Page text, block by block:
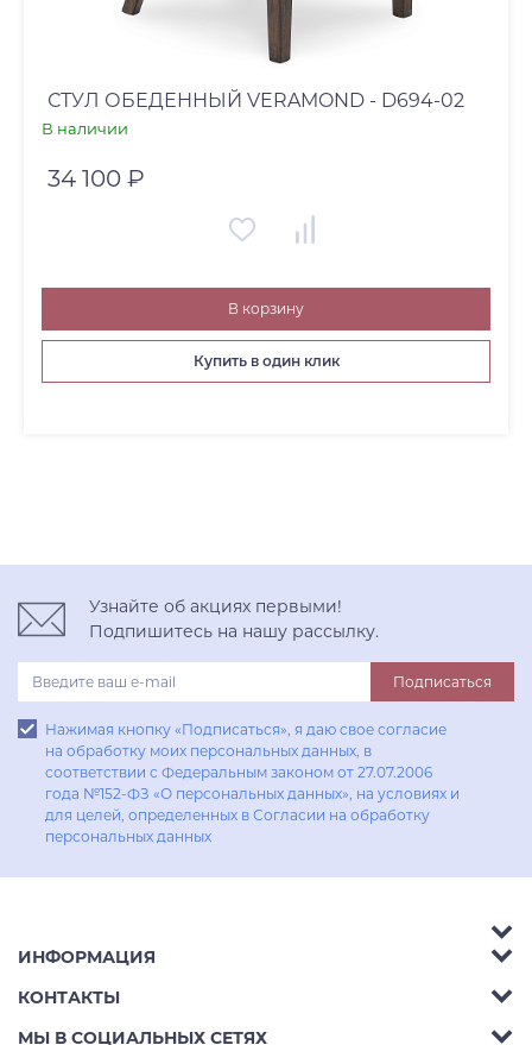
СТУЛ ОБЕДЕННЫЙ VERAMOND - D694-02
В наличии
34 100 ₽
В корзину
Купить в один клик
Узнайте об акциях первыми!
Подпишитесь на нашу рассылку.
Подписаться
Нажимая кнопку «Подписаться», я даю свое согласие
на обработку моих персональных данных, в
соответствии с Федеральным законом от 27.07.2006
года №152-ФЗ «О персональных данных», на условиях и
для целей, определенных в Согласии на обработку
персональных данных
Аксессуары
Гостиные
ИНФОРМАЦИЯ
Акции
КОНТАКТЫ
Телефон: 8 (800) 302-42-39
МЫ В СОЦИАЛЬНЫХ СЕТЯХ